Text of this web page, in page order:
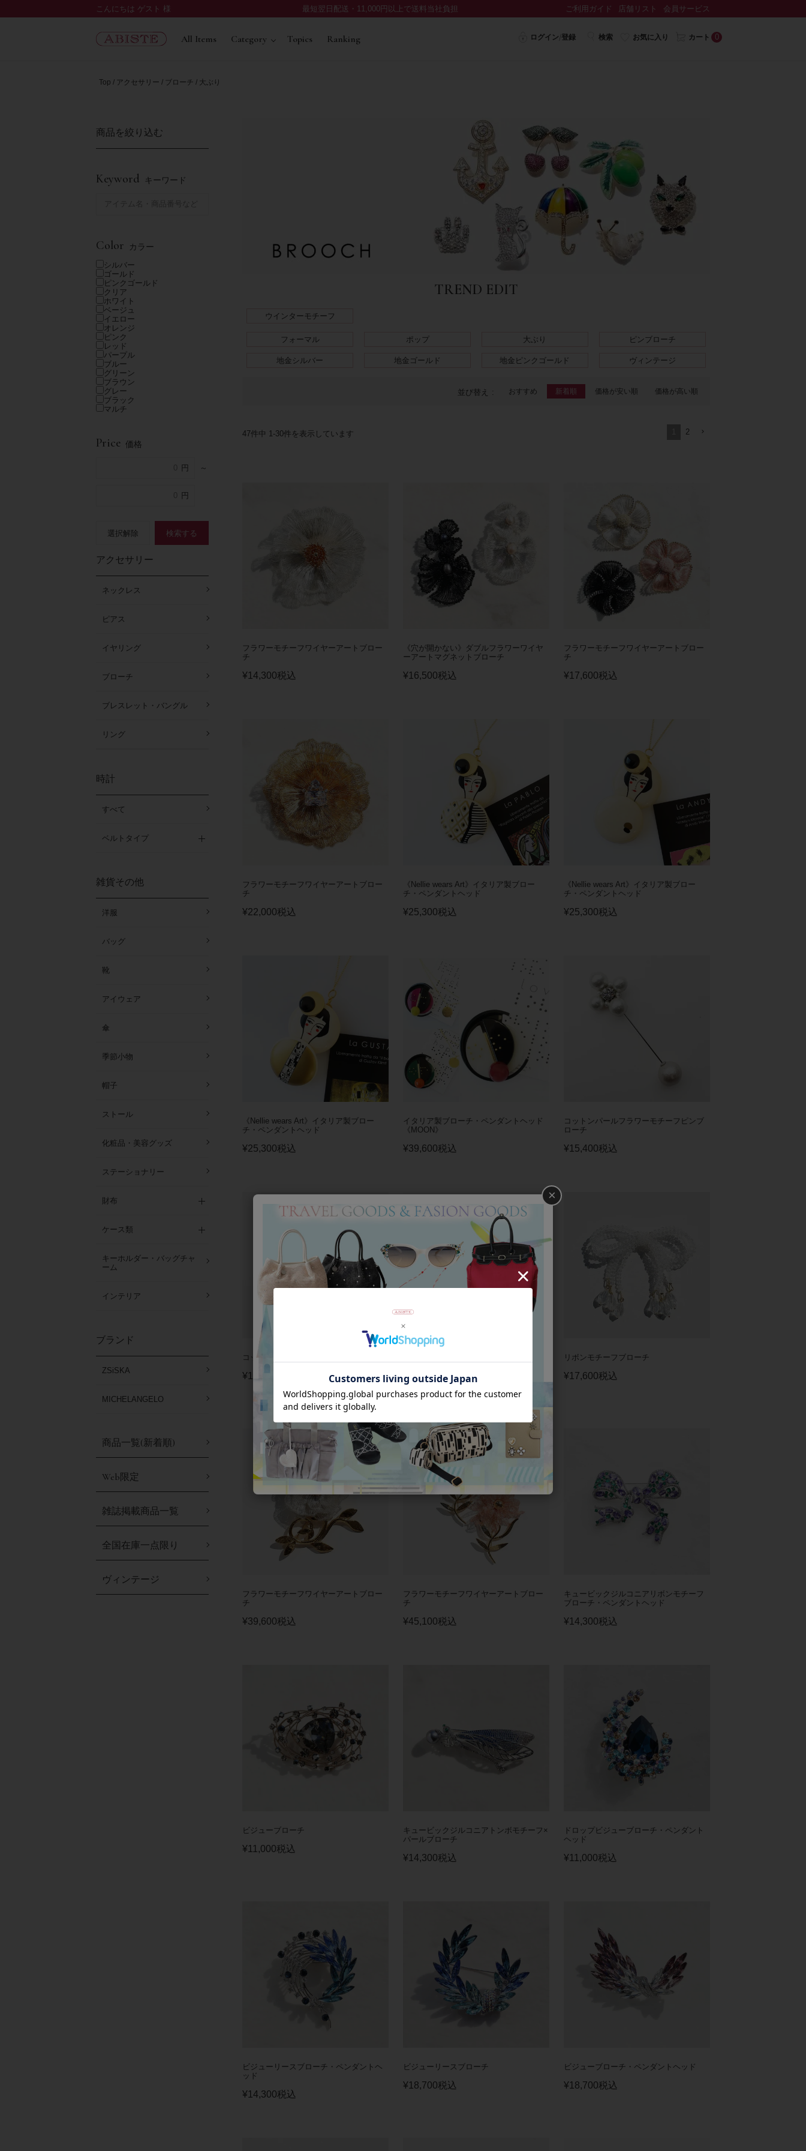
こんにちは ゲスト 様 最短翌日配送・11,000円以上で送料当社負担 ご利用ガイド 店舗リスト 会員サービス
All Items Category Topics Ranking ログイン/登録 検索 お気に入り カート 0
Top アクセサリー ブローチ 大ぶり
商品を絞り込む
Keyword キーワード
Color カラー
シルバー
ゴールド
ピンクゴールド
クリア
ホワイト
ベージュ
イエロー
オレンジ
ピンク
レッド
パープル
ブルー
グリーン
ブラウン
グレー
ブラック
マルチ
Price 価格
～
アクセサリー
ネックレス
ピアス
イヤリング
ブローチ
ブレスレット・バングル
リング
時計
すべて
ベルトタイプ
雑貨その他
洋服
バッグ
靴
アイウェア
傘
季節小物
帽子
ストール
化粧品・美容グッズ
ステーショナリー
財布
ケース類
キーホルダー・バッグチャ
ーム
インテリア
ブランド
ZSiSKA
MICHELANGELO
商品一覧(新着順)
Web限定
雑誌掲載商品一覧
全国在庫一点限り
ヴィンテージ
TREND EDIT
ウインターモチーフ
フォーマル ポップ 大ぶり ピンブローチ
地金シルバー 地金ゴールド 地金ピンクゴールド ヴィンテージ
並び替え おすすめ 新着順 価格が安い順 価格が高い順
47件中 1-30 2
フラワーモチーフワイヤーアートブロー
チ
¥14,300税込
《穴が開かない》ダブルフラワーワイヤ
ーアートマグネットブローチ
¥16,500税込
フラワーモチーフワイヤーアートブロー
チ
¥17,600税込
フラワーモチーフワイヤーアートブロー
チ
¥22,000税込
《Nellie wears Art》イタリア製ブロー
チ・ペンダントヘッド
¥25,300税込
《Nellie wears Art》イタリア製ブロー
チ・ペンダントヘッド
¥25,300税込
《Nellie wears Art》イタリア製ブロー
チ・ペンダントヘッド
¥25,300税込
イタリア製ブローチ・ペンダントヘッド
《MOON》
¥39,600税込
コットンパールフラワーモチーフピンブ
ローチ
¥15,400税込
コットンパールブローチ
¥16,500
¥9,900税込
リボンモチーフブローチ
¥17,600税込
フラワーモチーフワイヤーアートブロー
チ
¥39,600税込
フラワーモチーフワイヤーアートブロー
チ
¥45,100税込
キュービックジルコニアリボンモチーフ
ブローチ・ペンダントヘッド
¥14,300税込
ビジューブローチ
¥11,000税込
キュービックジルコニアトンボモチーフ×
パールブローチ
¥14,300税込
ドロップビジューブローチ・ペンダント
ヘッド
¥11,000税込
ビジューリースブローチ・ペンダントヘ
ッド
¥14,300税込
ビジューリースブローチ
¥18,700税込
ビジューブローチ・ペンダントヘッド
¥18,700税込
×